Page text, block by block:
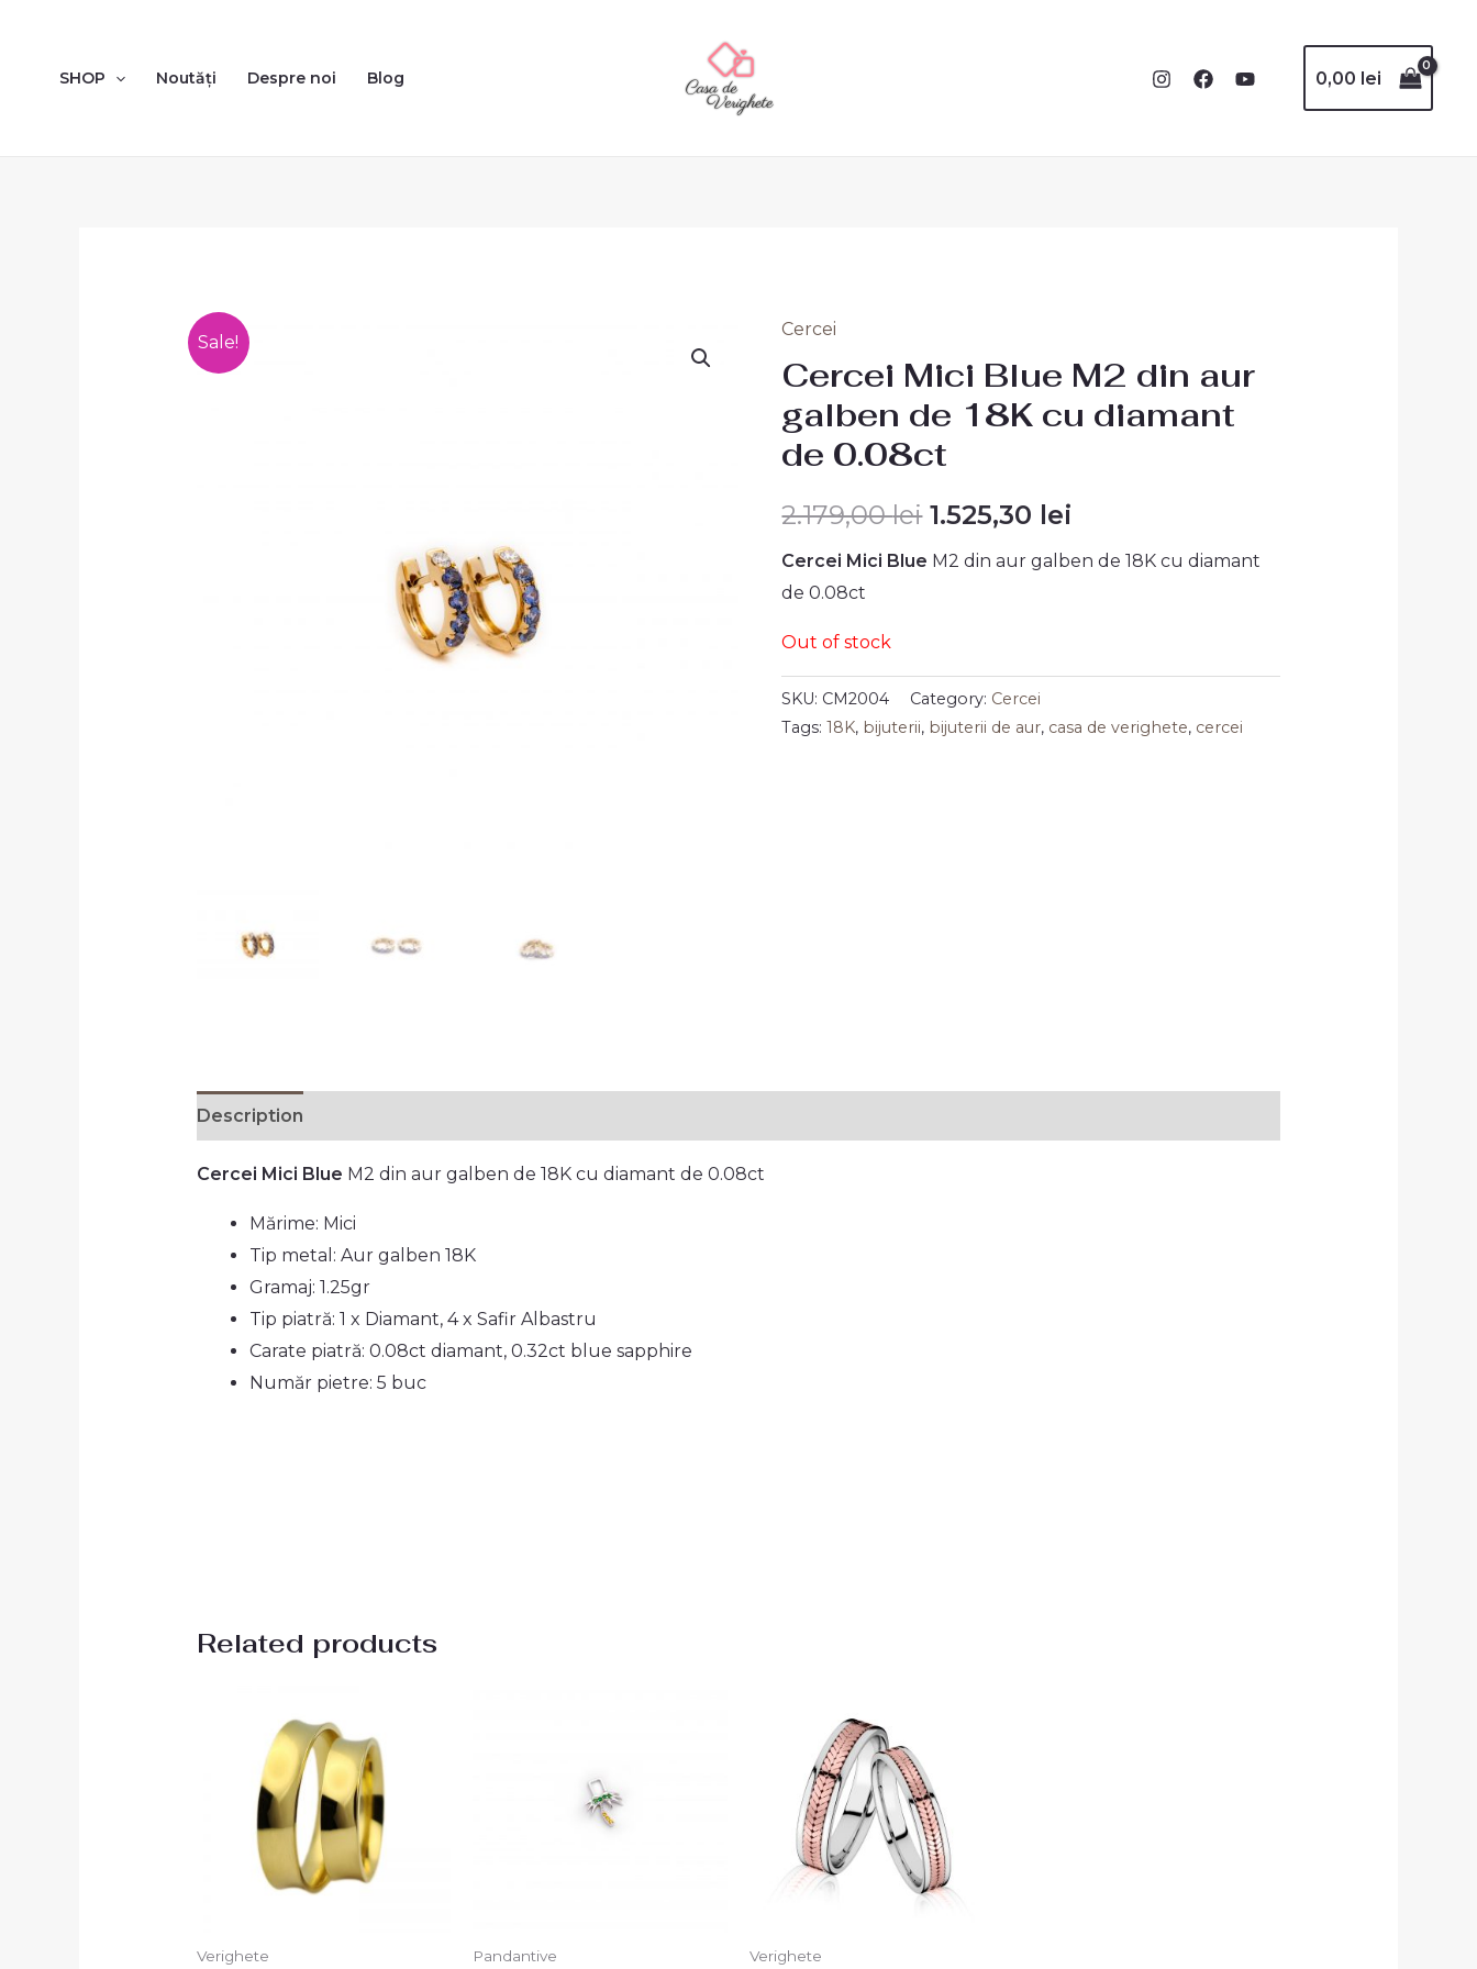
SHOP Noutăți Despre noi Blog 0,00 lei
Sale!
Cercei
Cercei Mici Blue M2 din aur
galben de 18K cu diamant
de 0.08ct
2.179,00lei 1.525,30 lei
Cercei Mici Blue M2 din aur galben de 18K cu diamant
de 0.08ct
Out of stock
SKU: CM2004 Category: Cercei
Tags:18K, bijuterii, bijuterii de aur, casa de verighete, cercei
Description
Cercei Mici Blue M2 din aur galben de 18K cu diamant de 0.08ct
Mărime: Mici
Tip metal: Aur galben 18K
Gramaj: 1.25gr
Tip piatră: 1 x Diamant, 4 x Safir Albastru
Carate piatră: 0.08ct diamant, 0.32ct blue sapphire
Număr pietre: 5 buc
Related products
Verighete Pandantive Verighete